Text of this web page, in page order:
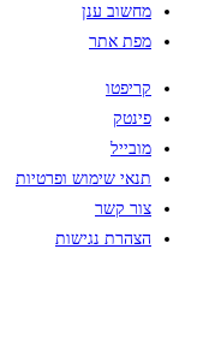
מחשוב ענן
מפת אתר
קריפטו
פינטק
מובייל
תנאי שימוש ופרטיות
צור קשר
הצהרת נגישות